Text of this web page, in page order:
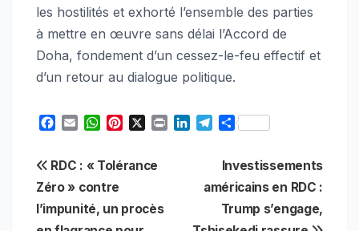
les hostilités et exhorté l’ensemble des parties
à mettre en œuvre sans délai l’Accord de
Doha, fondement d’un cessez-le-feu effectif et
d’un retour au dialogue politique.
e
b
o
o
l
W
t
s
A
p
t
r
e
g
S
r
e
Navigation
de
Investissements
américains en RDC :
Trump s’engage,
RDC : « Tolérance
Zéro » contre
l’impunité, un procès